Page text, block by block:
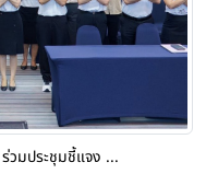
วมประชุมชี้แจง ...